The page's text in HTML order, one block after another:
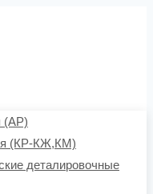
(АР)
(КР-КЖ,КМ)
деталировочные